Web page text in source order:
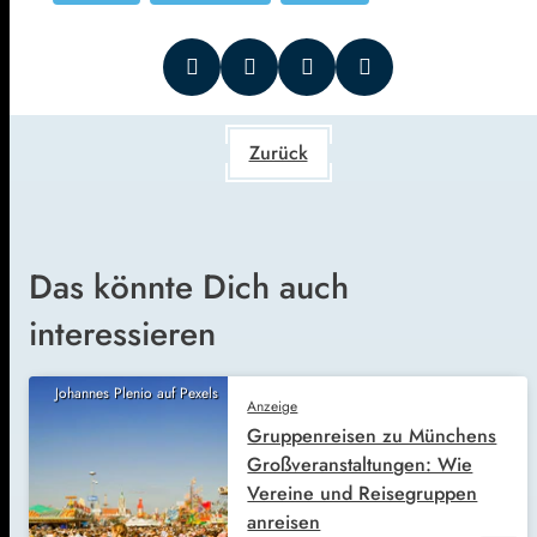
Zurück
Das könnte Dich auch
interessieren
Johannes Plenio auf Pexels
Anzeige
Gruppenreisen zu Münchens
Großveranstaltungen: Wie
Vereine und Reisegruppen
anreisen